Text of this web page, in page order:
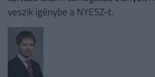
veszik igénybe a NYESZ-t.